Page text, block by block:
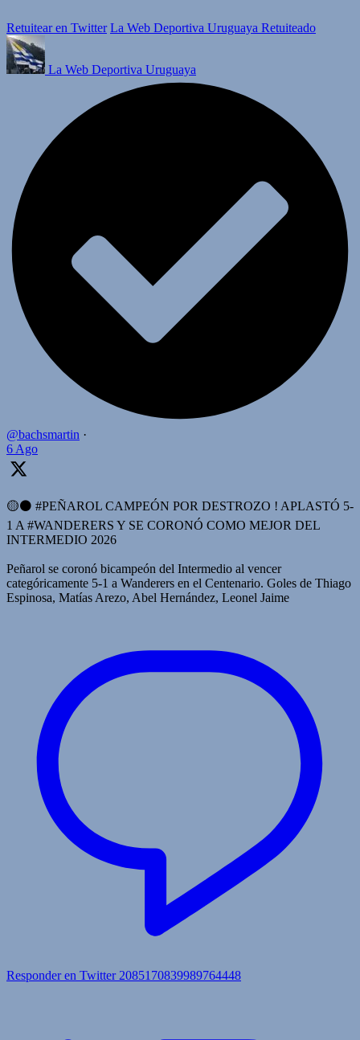
Retuitear en Twitter La Web Deportiva Uruguaya Retuiteado
La Web Deportiva Uruguaya
@bachsmartin ·
6 Ago
🟡⚫️ #PEÑAROL CAMPEÓN POR DESTROZO ! APLASTÓ 5-
1 A #WANDERERS Y SE CORONÓ COMO MEJOR DEL
INTERMEDIO 2026
Peñarol se coronó bicampeón del Intermedio al vencer
categóricamente 5-1 a Wanderers en el Centenario. Goles de Thiago
Espinosa, Matías Arezo, Abel Hernández, Leonel Jaime
Responder en Twitter 2085170839989764448